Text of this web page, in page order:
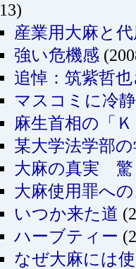
13)
産業用大麻と
強い危機感
追悼：筑紫哲
マスコミに冷
麻生首相の「
某大学法学部
大麻の真実 驚
大麻使用罪へ
いつか来た道
ハーブティー
なぜ大麻には